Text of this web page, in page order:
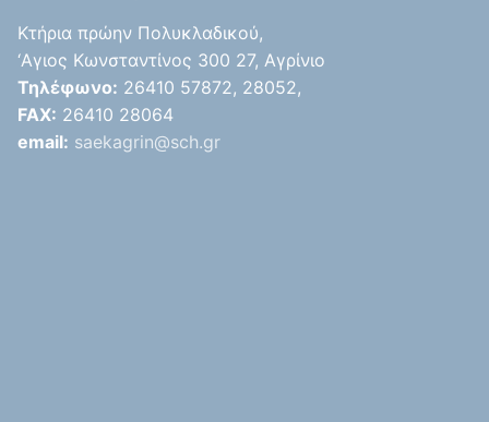
Κτήρια πρώην Πολυκλαδικού,
‘Aγιος Κωνσταντίνος 300 27, Αγρίνιο
Τηλέφωνο: 26410 57872, 28052,
FAX: 26410 28064
email: saekagrin@sch.gr